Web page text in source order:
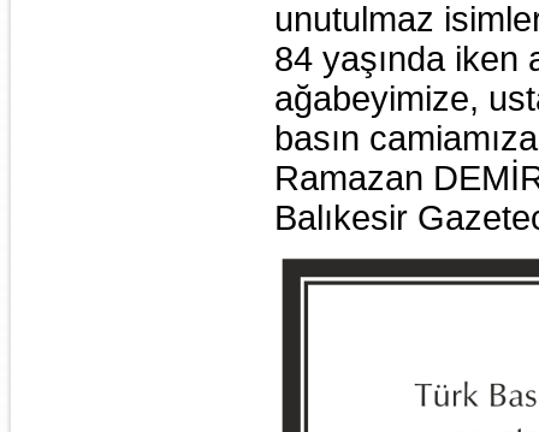
unutulmaz
84 yaşında iken
ağabeyimize,
basın
Ramazan
Balıkesir